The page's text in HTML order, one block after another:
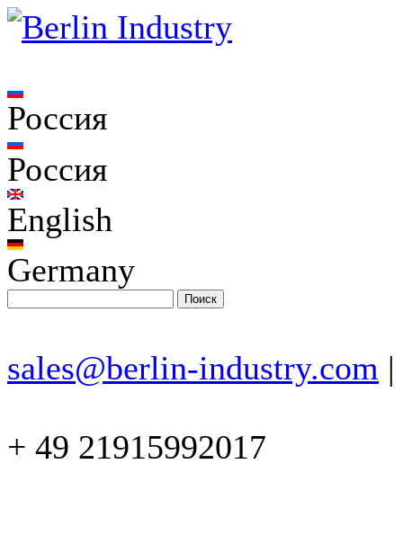
Россия
Россия
English
Germany
sales@berlin-industry.com |
+ 49 21915992017